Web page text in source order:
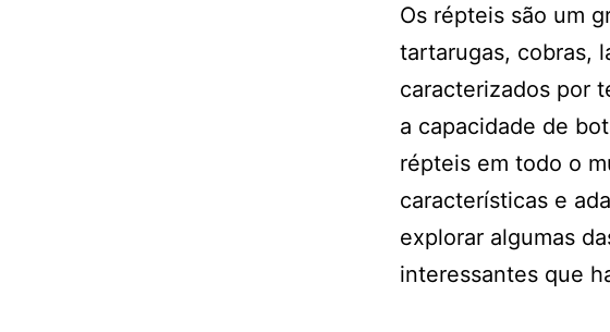
Os répteis são um
tartarugas, cobras,
caracterizados por
a capacidade de
répteis em todo o
características e
explorar algumas
interessantes que